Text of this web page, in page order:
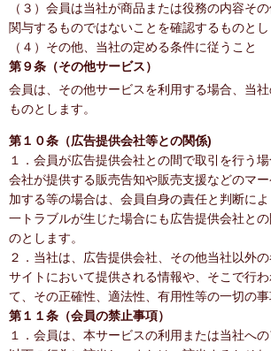
（３）会員は当社が商品または役務の内容そ
関与するものではないことを確認するものとし
（４）その他、当社の定める条件に従うこと
第９条（その他サービス）
会員は、その他サービスを利用する場合、当
ものとします。
第１０条（広告提供会社等との関係)
１．会員が広告提供会社との間で取引を行う
会社が提供する販売告知や販売支援などのマ
加する等の場合は、会員自身の責任と判断に
一トラブルが生じた場合にも広告提供会社と
のとします。
２．当社は、広告提供会社、その他当社以外
サイトにおいて提供される情報や、そこで行
て、その正確性、適法性、有用性等の一切の事
第１１条（会員の禁止事項）
１．会員は、本サービスの利用または当社への